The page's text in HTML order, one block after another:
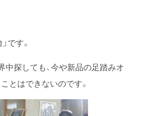
です。
中探しても、今や新品の足踏みオ
とはできないのです。